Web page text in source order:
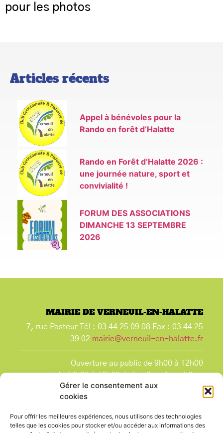
Gérer le consentement aux
cookies
Pour offrir les meilleures expériences, nous utilisons des technologies
telles que les cookies pour stocker et/ou accéder aux informations des
pour les photos
Articles récents
Appel à bénévoles pour la
Rando en forêt d’Halatte
Rando en Forêt d’Halatte 2026 :
une journée nature, sport et
convivialité !
FORUM DES ASSOCIATIONS
DIMANCHE 13 SEPTEMBRE
2026
MAIRIE DE VERNEUIL-EN-HALATTE
7, rue Pasteur Tél : 03 44 25 09 08 Fax : 03 44 25
39 02 mairie@verneuil-en-halatte.fr
Ouverture au public de 9h00 à 12h00
et de 14h00 à 18h00 du lundi après-midi au
vendredi,
et le samedi de 9h00 à 12h00.
que les jours fériés.